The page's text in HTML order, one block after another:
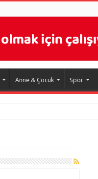
Anne & Çocuk Spor